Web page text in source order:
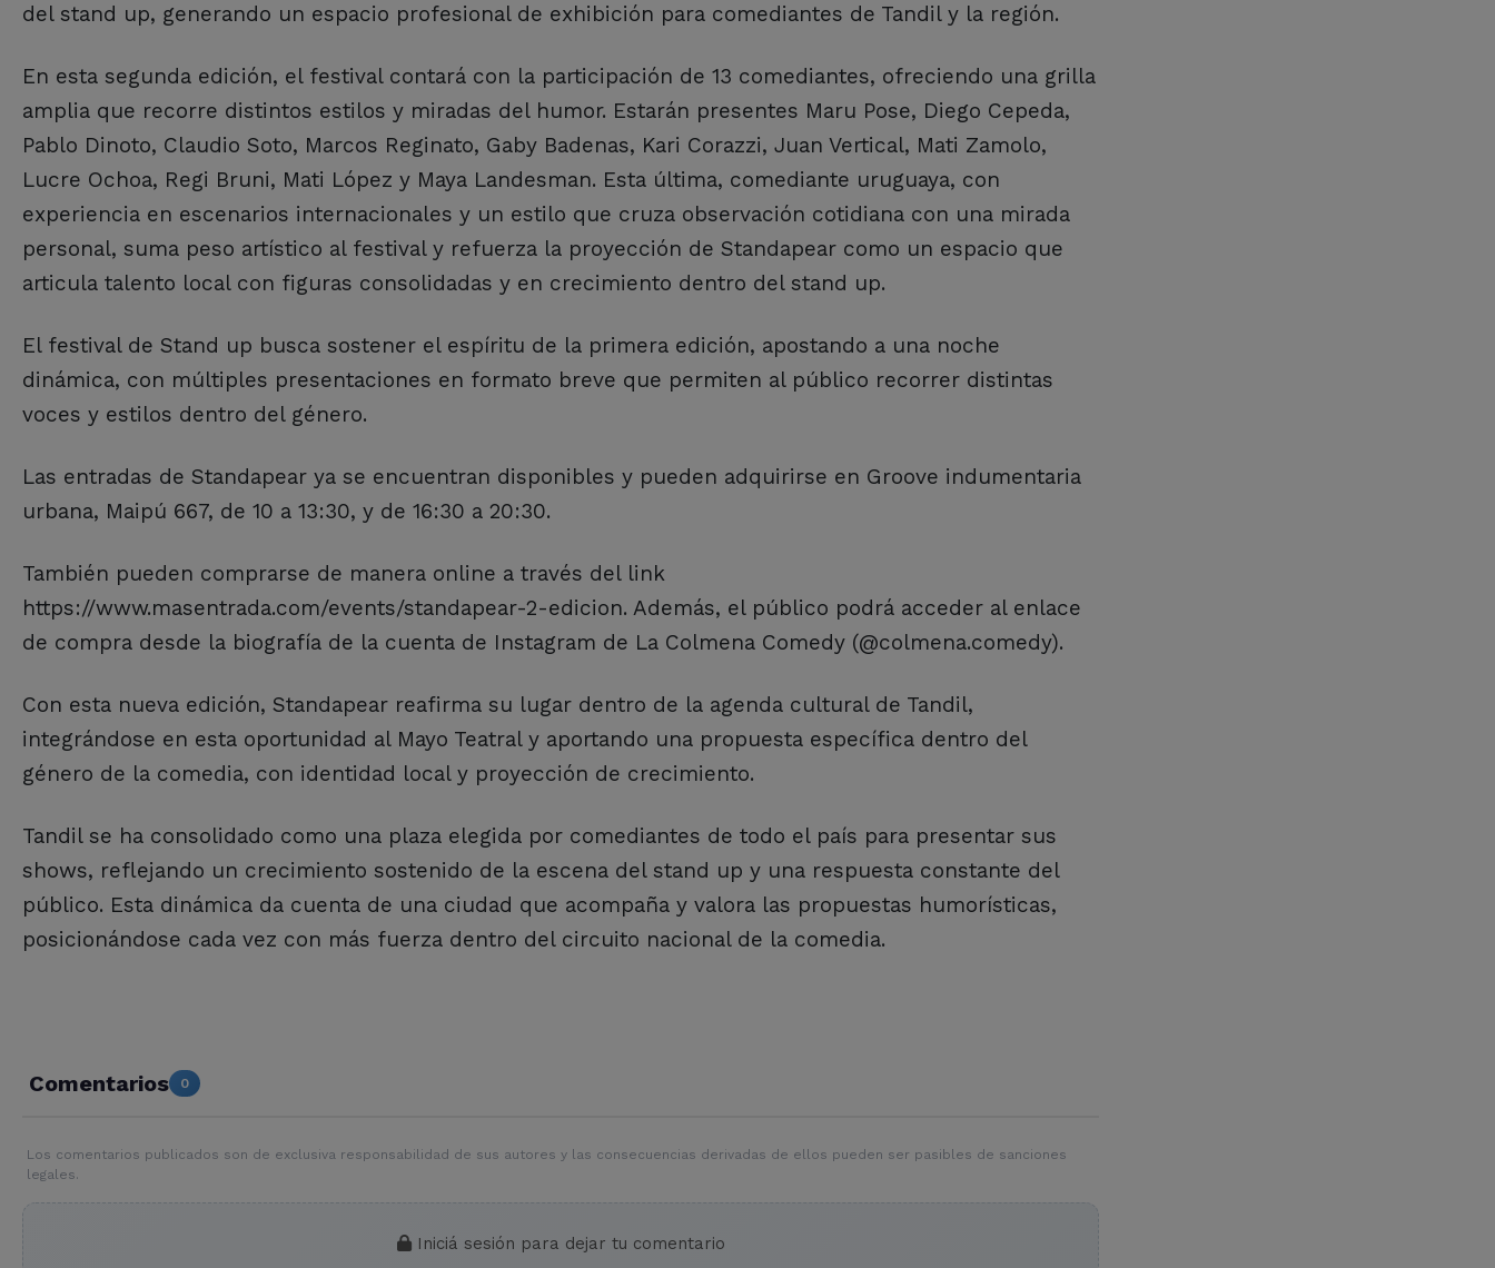
del stand up, generando un espacio profesional de exhibición para comediantes de Tandil y la región.
En esta segunda edición, el festival contará con la participación de 13 comediantes, ofreciendo una grilla
amplia que recorre distintos estilos y miradas del humor. Estarán presentes Maru Pose, Diego Cepeda,
Pablo Dinoto, Claudio Soto, Marcos Reginato, Gaby Badenas, Kari Corazzi, Juan Vertical, Mati Zamolo,
Lucre Ochoa, Regi Bruni, Mati López y Maya Landesman. Esta última, comediante uruguaya, con
experiencia en escenarios internacionales y un estilo que cruza observación cotidiana con una mirada
personal, suma peso artístico al festival y refuerza la proyección de Standapear como un espacio que
articula talento local con figuras consolidadas y en crecimiento dentro del stand up.
El festival de Stand up busca sostener el espíritu de la primera edición, apostando a una noche
dinámica, con múltiples presentaciones en formato breve que permiten al público recorrer distintas
voces y estilos dentro del género.
Las entradas de Standapear ya se encuentran disponibles y pueden adquirirse en Groove indumentaria
urbana, Maipú 667, de 10 a 13:30, y de 16:30 a 20:30.
También pueden comprarse de manera online a través del link
https://www.masentrada.com/events/standapear-2-edicion. Además, el público podrá acceder al enlace
de compra desde la biografía de la cuenta de Instagram de La Colmena Comedy (@colmena.comedy).
Con esta nueva edición, Standapear reafirma su lugar dentro de la agenda cultural de Tandil,
integrándose en esta oportunidad al Mayo Teatral y aportando una propuesta específica dentro del
género de la comedia, con identidad local y proyección de crecimiento.
Tandil se ha consolidado como una plaza elegida por comediantes de todo el país para presentar sus
shows, reflejando un crecimiento sostenido de la escena del stand up y una respuesta constante del
público. Esta dinámica da cuenta de una ciudad que acompaña y valora las propuestas humorísticas,
posicionándose cada vez con más fuerza dentro del circuito nacional de la comedia.
Comentarios 0
Los comentarios publicados son de exclusiva responsabilidad de sus autores y las consecuencias derivadas de ellos pueden ser pasibles de sanciones
legales.
Iniciá sesión para dejar tu comentario